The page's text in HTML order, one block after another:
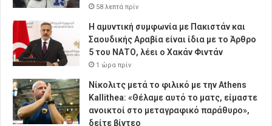
58 λεπτά πρίν
Η αμυντική συμφωνία με Πακιστάν και
Σαουδικής Αραβία είναι ίδια με το Άρθρο
5 του ΝΑΤΟ, λέει ο Χακάν Φιντάν
1 ώρα πρίν
Νίκολιτς μετά το φιλικό με την Athens
Kallithea: «Θέλαμε αυτό το ματς, είμαστε
ανοικτοί στο μεταγραφικό παράθυρο»,
δείτε βίντεο